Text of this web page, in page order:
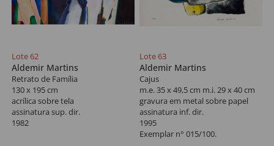
Lote 62
Aldemir Martins
Retrato de Família
130 x 195 cm
acrílica sobre tela
assinatura sup. dir.
1982
Lote 63
Aldemir Martins
Cajus
m.e. 35 x 49,5 cm m.i. 29 x 40 cm
gravura em metal sobre papel
assinatura inf. dir.
1995
Exemplar n° 015/100.